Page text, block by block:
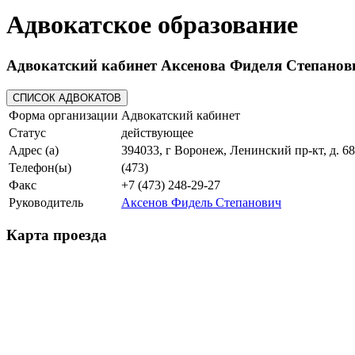
Адвокатское образование
Адвокатский кабинет Аксенова Фиделя
Форма организации Адвокатский кабинет
Статус
действующее
Адрес (а)
394033, г Воронеж, Ленинский пр-кт, д. 68
Телефон(ы)
(473)
Факс
+7 (473) 248-29-27
Руководитель
Аксенов Фидель Степанович
Карта проезда